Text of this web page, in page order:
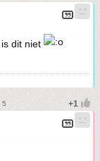
dit niet
5